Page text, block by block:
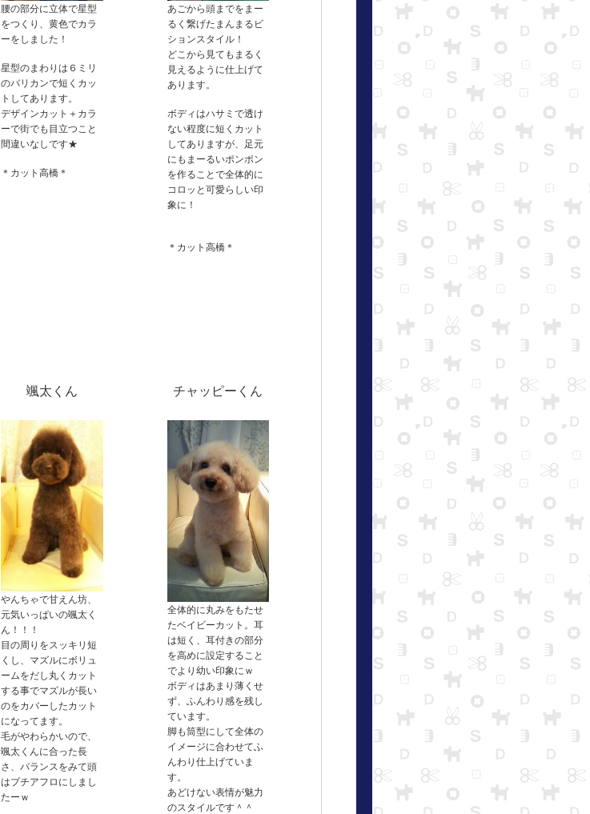
腰の部分に立体で星型
をつくり、黄色でカラ
ーをしました！
星型のまわりは６ミリ
のバリカンで短くカッ
トしてあります。
デザインカット＋カラ
ーで街でも目立つこと
間違いなしです★
＊カット高橋＊
あごから頭までをまー
るく繋げたまんまるビ
ションスタイル！
どこから見てもまるく
見えるように仕上げて
あります。
ボディはハサミで透け
ない程度に短くカット
してありますが、足元
にもまーるいポンポン
を作ることで全体的に
コロッと可愛らしい印
象に！
＊カット高橋＊
颯太くん
やんちゃで甘えん坊、
元気いっぱいの颯太く
ん！！！
目の周りをスッキリ短
くし、マズルにボリュ
ームをだし丸くカット
する事でマズルが長い
のをカバーしたカット
になってます。
毛がやわらかいので、
颯太くんに合った長
さ、バランスをみて頭
はプチアフロにしまし
たーｗ
チャッピーくん
全体的に丸みをもたせ
たベイビーカット。耳
は短く、耳付きの部分
を高めに設定すること
でより幼い印象にｗ
ボディはあまり薄くせ
ず、ふんわり感を残し
ています。
脚も筒型にして全体の
イメージに合わせてふ
んわり仕上げていま
す。
あどけない表情が魅力
のスタイルです＾＾